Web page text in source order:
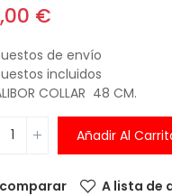
€
de envío
incluidos
COLLAR 48 CM.
Añadir Al
comparar A lista de